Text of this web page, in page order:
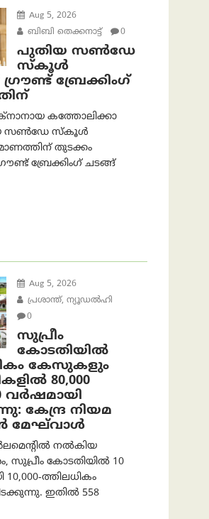
Aug 5, 2026
ബിബി തെക്കനാട്ട്
0
പുതിയ സൺഡേ
സ്കൂൾ
ഗ്രൗണ്ട് ബ്രേക്കിംഗ്
കത്തോലിക്കാ
സൺഡേ സ്കൂൾ
തുടക്കം
ബ്രേക്കിംഗ് ചടങ്ങ്
Aug 5, 2026
പ്രശാന്ത്, ന്യൂഡല്‍ഹി
0
സുപ്രീം
കോടതിയിൽ
കേസുകളും
80,000
കേന്ദ്ര നിയമ
മേഘ്‌വാള്‍
നൽകിയ
കോടതിയിൽ 10
ത്തിലധികം
ഇതിൽ 558